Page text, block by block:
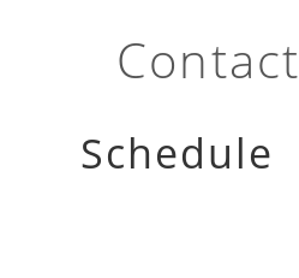
Contact
Schedule